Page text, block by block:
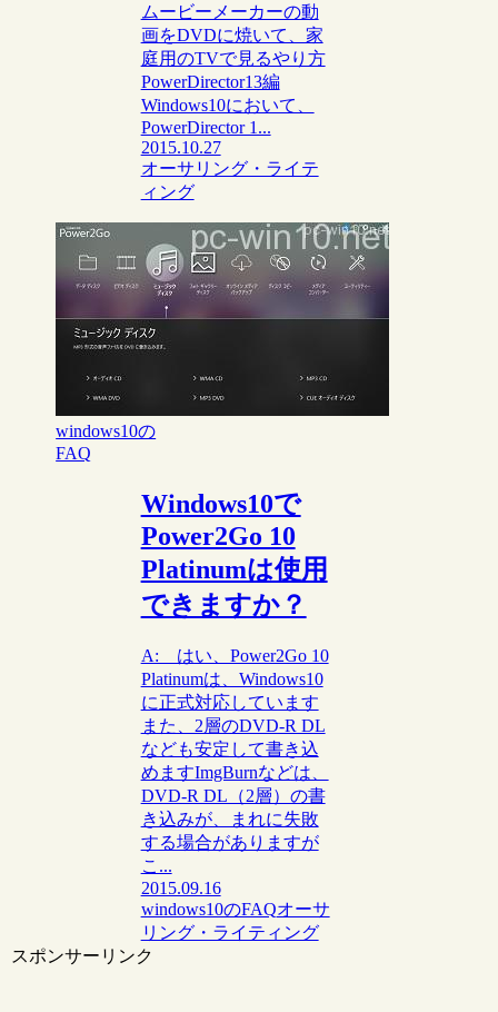
ムービーメーカーの動
画をDVDに焼いて、家
庭用のTVで見るやり方
PowerDirector13編
Windows10において、
PowerDirector 1...
2015.10.27
オーサリング・ライテ
ィング
windows10の
FAQ
Windows10で
Power2Go 10
Platinumは使用
できますか？
A: はい、Power2Go 10
Platinumは、Windows10
に正式対応しています
また、2層のDVD-R DL
なども安定して書き込
めますImgBurnなどは、
DVD-R DL（2層）の書
き込みが、まれに失敗
する場合がありますが
こ...
2015.09.16
windows10のFAQオーサ
リング・ライティング
スポンサーリンク